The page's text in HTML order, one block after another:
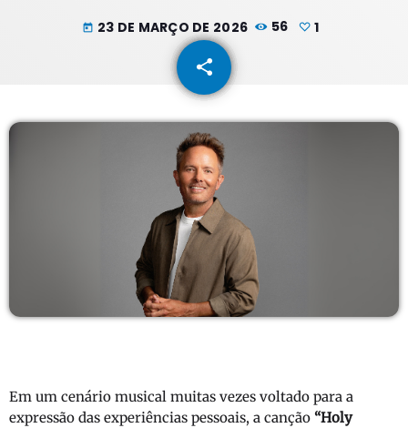
today 23 DE MARÇO DE 2026 56 1
share
email
Em um cenário musical muitas vezes voltado para a
expressão das experiências pessoais, a canção “Holy